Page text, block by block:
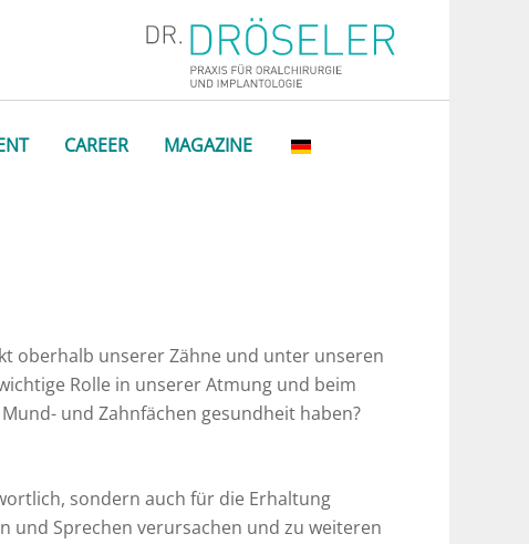
CAREER MAGAZINE
oberhalb unserer Zähne und unter unseren
Rolle in unserer Atmung und beim
und Zahnfächen gesundheit haben?
sondern auch für die Erhaltung
und Sprechen verursachen und zu weiteren